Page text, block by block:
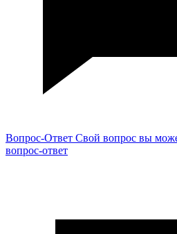
Вопрос-Ответ Свой вопрос вы
вопрос-ответ